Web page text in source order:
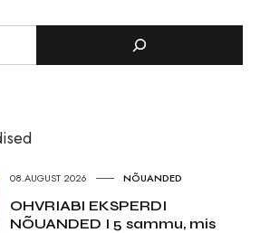
08.AUGUST 2026 NÕUANDED
OHVRIABI EKSPERDI
NÕUANDED I 5 sammu, mis